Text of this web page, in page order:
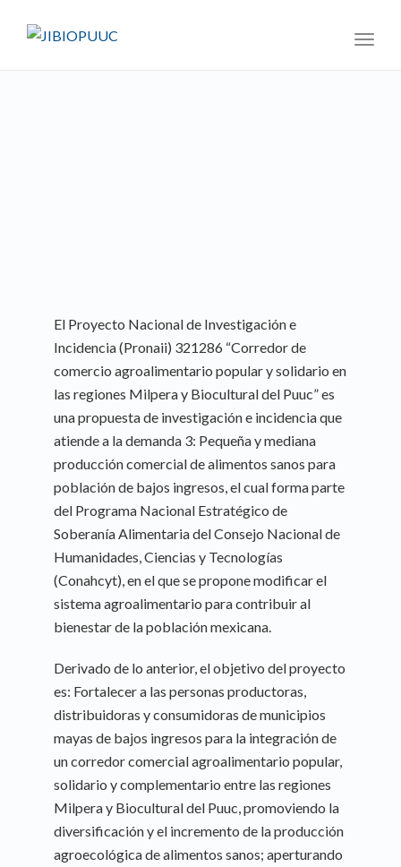
El Proyecto Nacional de Investigación e
Incidencia (Pronaii) 321286 “Corredor de
comercio agroalimentario popular y solidario en
las regiones Milpera y Biocultural del Puuc” es
una propuesta de investigación e incidencia que
atiende a la demanda 3: Pequeña y mediana
producción comercial de alimentos sanos para
población de bajos ingresos, el cual forma parte
del Programa Nacional Estratégico de
Soberanía Alimentaria del Consejo Nacional de
Humanidades, Ciencias y Tecnologías
(Conahcyt), en el que se propone modificar el
sistema agroalimentario para contribuir al
bienestar de la población mexicana.
Derivado de lo anterior, el objetivo del proyecto
es: Fortalecer a las personas productoras,
distribuidoras y consumidoras de municipios
mayas de bajos ingresos para la integración de
un corredor comercial agroalimentario popular,
solidario y complementario entre las regiones
Milpera y Biocultural del Puuc, promoviendo la
diversificación y el incremento de la producción
agroecológica de alimentos sanos; aperturando